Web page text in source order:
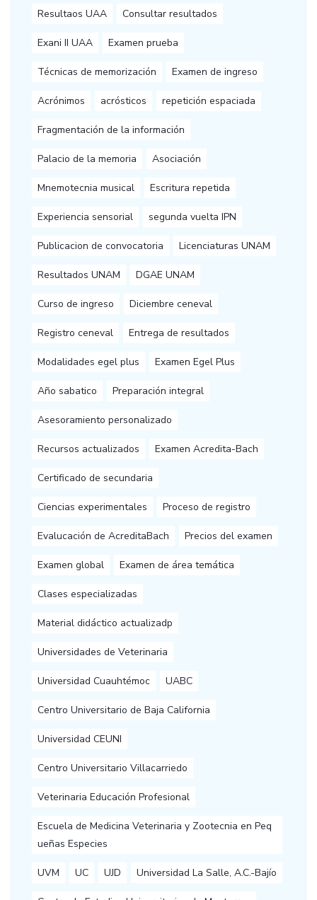
Resultaos UAA Consultar resultados
Exani II UAA Examen prueba
Técnicas de memorización Examen de ingreso
Acrónimos acrósticos repetición espaciada
Fragmentación de la información
Palacio de la memoria Asociación
Mnemotecnia musical Escritura repetida
Experiencia sensorial segunda vuelta IPN
Publicacion de convocatoria Licenciaturas UNAM
Resultados UNAM DGAE UNAM
Curso de ingreso Diciembre ceneval
Registro ceneval Entrega de resultados
Modalidades egel plus Examen Egel Plus
Año sabatico Preparación integral
Asesoramiento personalizado
Recursos actualizados Examen Acredita-Bach
Certificado de secundaria
Ciencias experimentales Proceso de registro
Evalucación de AcreditaBach Precios del examen
Examen global Examen de área temática
Clases especializadas
Material didáctico actualizadp
Universidades de Veterinaria
Universidad Cuauhtémoc UABC
Centro Universitario de Baja California
Universidad CEUNI
Centro Universitario Villacarriedo
Veterinaria Educación Profesional
Escuela de Medicina Veterinaria y Zootecnia en Peq
ueñas Especies
UVM UC UJD Universidad La Salle, A.C.-Bajío